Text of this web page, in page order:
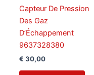
Capteur De Pression
Des Gaz
D’Échappement
9637328380
€ 30,00